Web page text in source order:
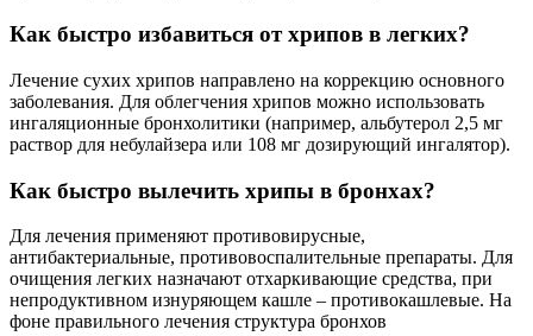
Как быстро избавиться от хрипов в легких?
Лечение сухих хрипов направлено на коррекцию основного
заболевания. Для облегчения хрипов можно использовать
ингаляционные бронхолитики (например, альбутерол 2,5 мг
раствор для небулайзера или 108 мг дозирующий ингалятор).
Как быстро вылечить хрипы в бронхах?
Для лечения применяют противовирусные,
антибактериальные, противовоспалительные препараты. Для
очищения легких назначают отхаркивающие средства, при
непродуктивном изнуряющем кашле – противокашлевые. На
фоне правильного лечения структура бронхов